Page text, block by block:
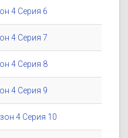
4 Серия 6
4 Серия 7
4 Серия 8
4 Серия 9
4 Серия 10